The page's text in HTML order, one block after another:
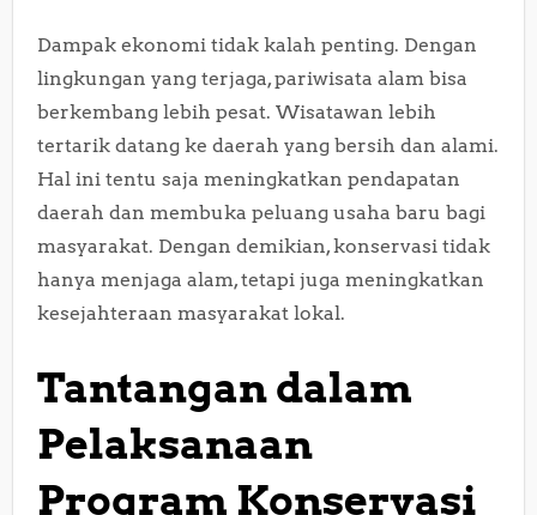
Dampak ekonomi tidak kalah penting. Dengan
lingkungan yang terjaga, pariwisata alam bisa
berkembang lebih pesat. Wisatawan lebih
tertarik datang ke daerah yang bersih dan alami.
Hal ini tentu saja meningkatkan pendapatan
daerah dan membuka peluang usaha baru bagi
masyarakat. Dengan demikian, konservasi tidak
hanya menjaga alam, tetapi juga meningkatkan
kesejahteraan masyarakat lokal.
Tantangan dalam
Pelaksanaan
Program Konservasi